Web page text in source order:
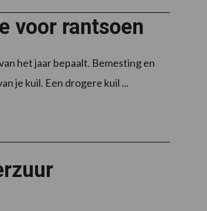
voor rantsoen
het jaar bepaalt. Bemesting en
je kuil. Een drogere kuil ...